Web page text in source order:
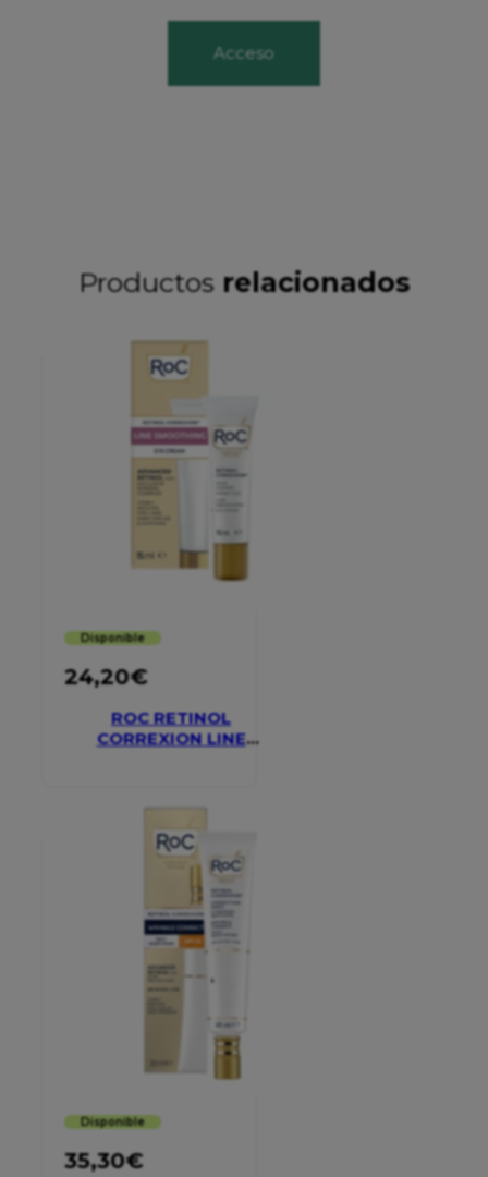
Acceso
Productos relacionados
Disponible
24,20€
ROC RETINOL
CORREXION LINE
Disponible
35,30€